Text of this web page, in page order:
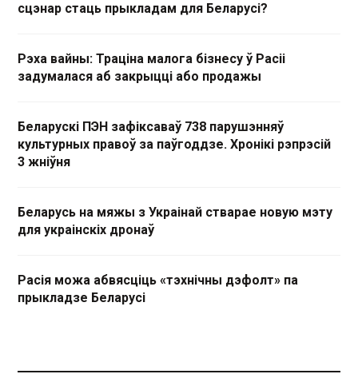
сцэнар стаць прыкладам для Беларусі?
Рэха вайны: Траціна малога бізнесу ў Расіі
задумалася аб закрыцці або продажы
Беларускі ПЭН зафіксаваў 738 парушэнняў
культурных правоў за паўгоддзе. Хронікі рэпрэсій
3 жніўня
Беларусь на мяжы з Украінай стварае новую мэту
для украінскіх дронаў
Расія можа абвясціць «тэхнічны дэфолт» па
прыкладзе Беларусі